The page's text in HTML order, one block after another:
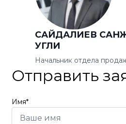
САЙДАЛИЕВ
УГЛИ
Начальник отдела
Отправить
Имя*